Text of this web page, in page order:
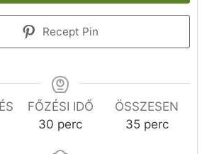
Recept Pin
FŐZÉSI IDŐ
30 perc
perc
ÖSSZESEN
35perc
perc